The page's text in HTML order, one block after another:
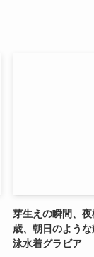
芽生えの瞬間、
歳、朝日のよう
泳水着グラビア